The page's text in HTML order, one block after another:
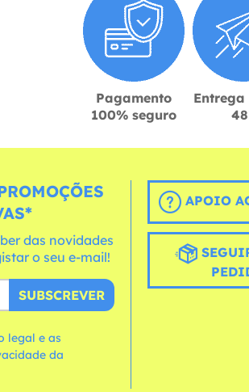
Pagamento
100% seguro
Entrega
das novidades
o seu e-mail!
SUBSCREVER
legal e as
APOIO